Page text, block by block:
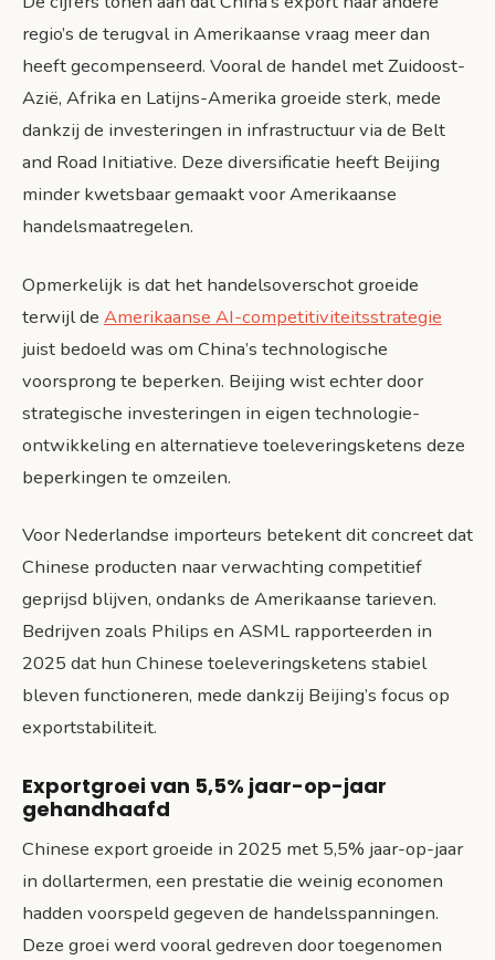
regio’s de terugval in Amerikaanse vraag meer dan
heeft gecompenseerd. Vooral de handel met Zuidoost-
Azië, Afrika en Latijns-Amerika groeide sterk, mede
dankzij de investeringen in infrastructuur via de Belt
and Road Initiative. Deze diversificatie heeft Beijing
minder kwetsbaar gemaakt voor Amerikaanse
handelsmaatregelen.
Opmerkelijk is dat het handelsoverschot groeide
terwijl de Amerikaanse AI-competitiviteitsstrategie
juist bedoeld was om China’s technologische
voorsprong te beperken. Beijing wist echter door
strategische investeringen in eigen technologie-
ontwikkeling en alternatieve toeleveringsketens deze
beperkingen te omzeilen.
Voor Nederlandse importeurs betekent dit concreet dat
Chinese producten naar verwachting competitief
geprijsd blijven, ondanks de Amerikaanse tarieven.
Bedrijven zoals Philips en ASML rapporteerden in
2025 dat hun Chinese toeleveringsketens stabiel
bleven functioneren, mede dankzij Beijing’s focus op
exportstabiliteit.
Exportgroei van 5,5% jaar-op-jaar
gehandhaafd
Chinese export groeide in 2025 met 5,5% jaar-op-jaar
in dollartermen, een prestatie die weinig economen
hadden voorspeld gegeven de handelsspanningen.
Deze groei werd vooral gedreven door toegenomen